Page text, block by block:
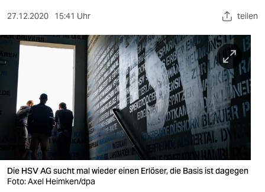
sport
berlin
nord
wahrheit
verlag
verlag
veranstaltungen
27.12.2020 15:41 Uhr teilen
Die HSV AG sucht mal wieder einen Erlöser, die Basis ist dagegen
Foto: Axel Heimken/dpa